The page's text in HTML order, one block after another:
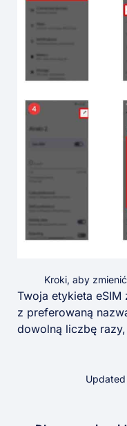
Kroki, aby
Twoja etykieta eSIM
z preferowaną
dowolną liczbę